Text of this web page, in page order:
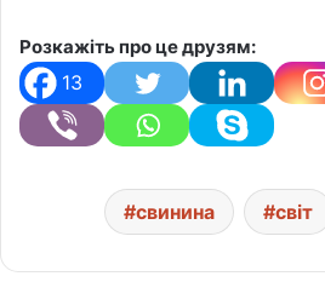
Розкажіть про це друзям:
13
свинина світ